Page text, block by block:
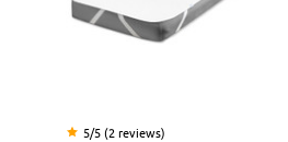
5/5 (2 reviews)